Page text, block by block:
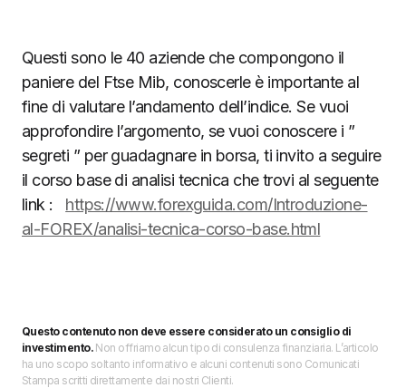
Questi sono le 40 aziende che compongono il
paniere del Ftse Mib, conoscerle è importante al
fine di valutare l’andamento dell’indice. Se vuoi
approfondire l’argomento, se vuoi conoscere i ”
segreti ” per guadagnare in borsa, ti invito a seguire
il corso base di analisi tecnica che trovi al seguente
link : https://www.forexguida.com/Introduzione-
al-FOREX/analisi-tecnica-corso-base.html
Questo contenuto non deve essere considerato un consiglio di
investimento.Non offriamo alcun tipo di consulenza finanziaria. L’articolo
ha uno scopo soltanto informativo e alcuni contenuti sono Comunicati
Stampa scritti direttamente dai nostri Clienti.